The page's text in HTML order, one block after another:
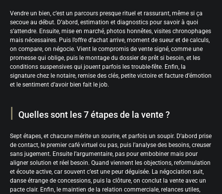
Vendre un bien, c’est un parcours presque rituel et rassurant, même si ça
secoue au début. D’abord, estimation et diagnostics pour savoir à quoi
s’attendre. Ensuite, mise en marché, photos honnêtes, visites chronophages
mais nécessaires. Puis l’offre d’achat arrive, moment de sueur et de calculs,
on compare, on négocie. Vient le compromis de vente signé, comme une
promesse qui oblige, puis le montage du dossier de prêt si besoin, et les
conditions suspensives qui jouent parfois les trouble-fête. Enfin, la
signature chez le notaire, remise des clés, petite victoire et facture d’émotion
et le sentiment d’avoir bien fait le job.
Quelles sont les 7 étapes de la vente ?
Sept étapes, et chacune mérite un sourire, et parfois un soupir. D’abord prise
de contact, le premier café virtuel ou pas, puis l’analyse des besoins, creuser
sans jugement. Ensuite l’argumentaire, pas pour embobiner mais pour
aligner solution et réel besoin. Quand viennent les objections, reformulation
et écoute active, car souvent c’est une peur déguisée. La négociation suit,
danse étrange de concessions, puis la clôture, on conclut la vente avec un
pacte clair. Enfin, le maintien de la relation commerciale, relances utiles,